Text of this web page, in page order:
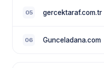
05 gercektaraf.com.tr
06 Gunceladana.com